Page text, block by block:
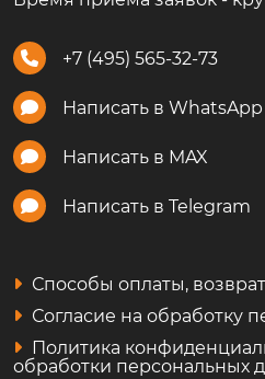
+7 (495) 565-32-73
Написать в WhatsApp
Написать в MAX
Написать в Telegram
Способы оплаты, возврат
Согласие на обработку
Политика
обработки персональных